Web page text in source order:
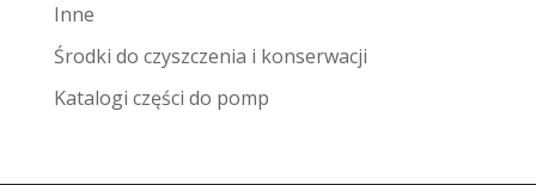
Inne
Środki do czyszczenia i konserwacji
Katalogi części do pomp